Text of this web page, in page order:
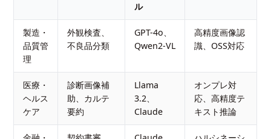
ル
製造・
品質管
理
外観検査、
不良品分類
GPT-4o、
Qwen2-VL
高精度画像認
識、OSS対応
医療・
ヘルス
ケア
診断画像補
助、カルテ
要約
Llama
3.2、
Claude
オンプレ対
応、高精度テ
キスト推論